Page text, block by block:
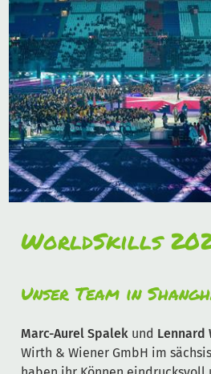
WorldSkills
Unser Team in
Marc-Aurel Spalek und Lennard
Wirth & Wiener GmbH im